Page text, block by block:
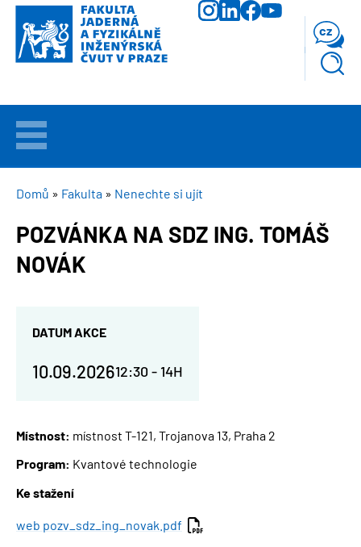
Přejít
hlavnímu
obsahu
VÍTEJTE
UCHAZEČI
STUDIUM
cz
DROBEČKOVÁ
NAVIGACE
Domů Fakulta Nenechte si ujít
POZVÁNKA NA SDZ ING. TOMÁŠ
NOVÁK
DATUM AKCE
10.09.202612:30 - 14H
Místnost: místnost T-121, Trojanova 13, Praha 2
Program: Kvantové technologie
Ke stažení
Document
web pozv_sdz_ing_novak.pdf